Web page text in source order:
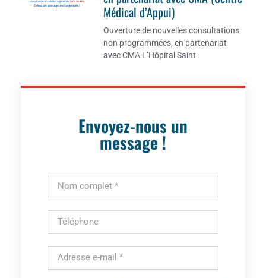
Médical d’Appui)
Ouverture de nouvelles consultations
non programmées, en partenariat
avec CMA L’Hôpital Saint
Envoyez-nous un
message !